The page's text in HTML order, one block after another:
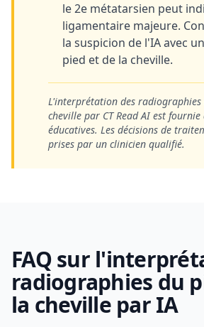
le 2e métatarsien peut
ligamentaire majeure.
la suspicion de l'IA avec
pied et de la cheville.
L'interprétation des
cheville par CT Read AI est fournie
éducatives. Les décisions de
prises par un clinicien qualifié.
FAQ sur
radiographies du
la cheville par IA